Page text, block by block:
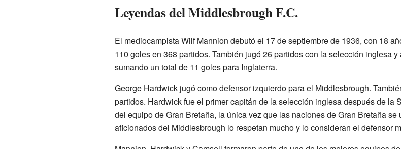
Leyendas del Middlesbrough F.C.
El mediocampista Wilf Mannion debutó el 17 de septiembre de 1936, con 18
110 goles en 368 partidos. También jugó 26 partidos con la selección inglesa
sumando un total de 11 goles para Inglaterra.
George Hardwick jugó como defensor izquierdo para el Middlesbrough.
partidos. Hardwick fue el primer capitán de la selección inglesa después de la
del equipo de Gran Bretaña, la única vez que las naciones de Gran Bretaña
aficionados del Middlesbrough lo respetan mucho y lo consideran el defensor